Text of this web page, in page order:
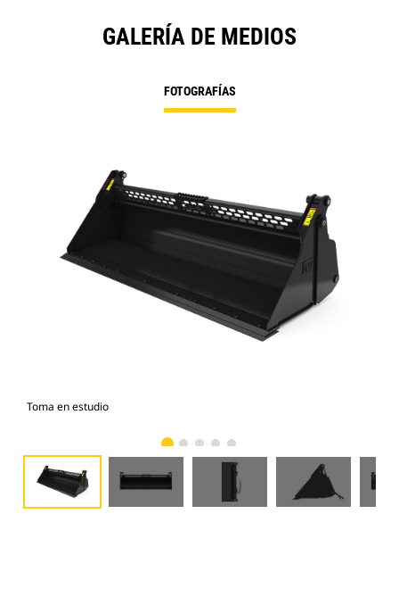
GALERÍA DE MEDIOS
FOTOGRAFÍAS
Toma en estudio